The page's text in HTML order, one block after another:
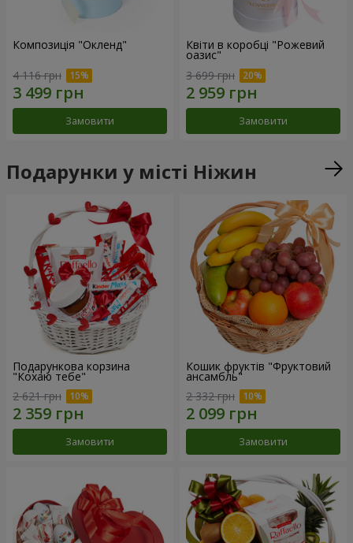
Композиція "Окленд"
4 116 грн
Замовити
Квіти в коробці "Рожевий
оазис"
3 699 грн
Замовити
Подарунки у місті Ніжин
Подарункова корзина
"Кохаю тебе"
2 621 грн
Замовити
Кошик фруктів "Фруктовий
ансамбль"
2 332 грн
Замовити